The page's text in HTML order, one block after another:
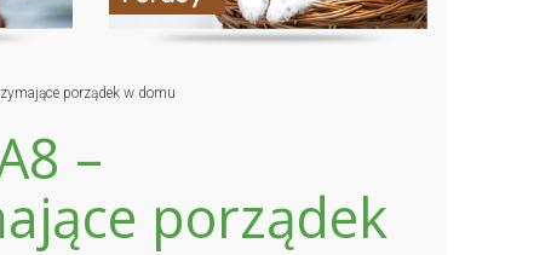
porządek w domu
–
porządek